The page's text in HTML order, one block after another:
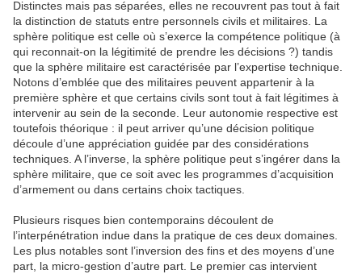
Distinctes mais pas séparées, elles ne recouvrent pas tout à fait
la distinction de statuts entre personnels civils et militaires. La
sphère politique est celle où s’exerce la compétence politique (à
qui reconnait-on la légitimité de prendre les décisions ?) tandis
que la sphère militaire est caractérisée par l’expertise technique.
Notons d’emblée que des militaires peuvent appartenir à la
première sphère et que certains civils sont tout à fait légitimes à
intervenir au sein de la seconde. Leur autonomie respective est
toutefois théorique : il peut arriver qu’une décision politique
découle d’une appréciation guidée par des considérations
techniques. A l’inverse, la sphère politique peut s’ingérer dans la
sphère militaire, que ce soit avec les programmes d’acquisition
d’armement ou dans certains choix tactiques.
Plusieurs risques bien contemporains découlent de
l’interpénétration indue dans la pratique de ces deux domaines.
Les plus notables sont l’inversion des fins et des moyens d’une
part, la micro-gestion d’autre part. Le premier cas intervient